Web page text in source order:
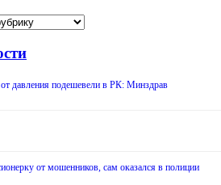
давления подешевели в РК: Минздрав
от мошенников, сам оказался в полиции